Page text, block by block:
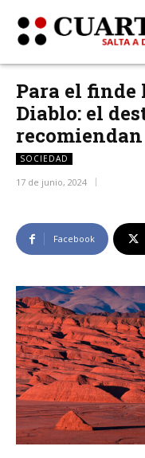
Para el finde
Diablo: el
SOCIEDAD
17 de junio, 2024
Facebook